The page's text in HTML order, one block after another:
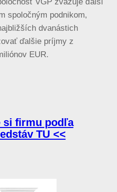
spoločným podnikom,
dvanástich
ďalšie príjmy z
EUR.
si firmu podľa
TU <<